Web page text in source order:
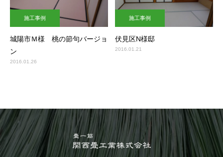
施工事例
城陽市Ｍ様 桃の節句バージョ
ン
2016.01.26
施工事例
伏見区N様邸
2016.01.21